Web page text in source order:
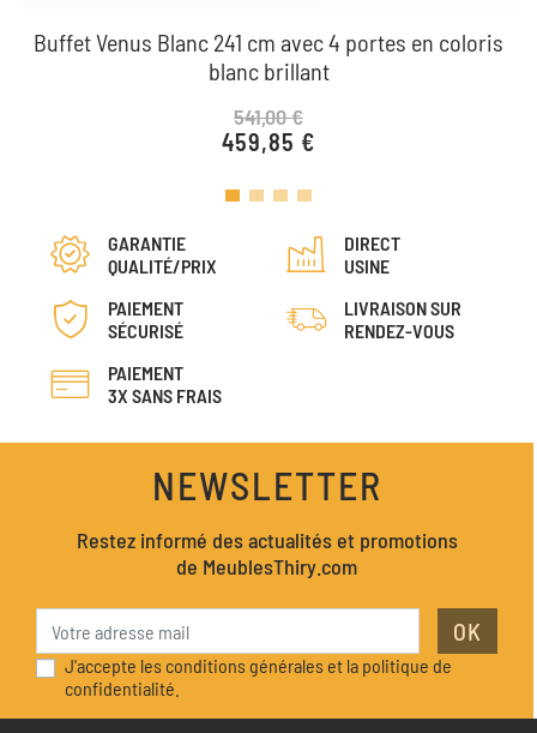
Buffet Venus Blanc 241 cm avec 4 portes en coloris
blanc brillant
Prix de base
541,00 €
Prix
459,85 €
GARANTIE
QUALITÉ/PRIX
DIRECT
USINE
PAIEMENT
SÉCURISÉ
LIVRAISON SUR
RENDEZ-VOUS
PAIEMENT
3X SANS FRAIS
NEWSLETTER
Restez informé des actualités et promotions
de MeublesThiry.com
OK
J'accepte les conditions générales et la politique de
confidentialité.